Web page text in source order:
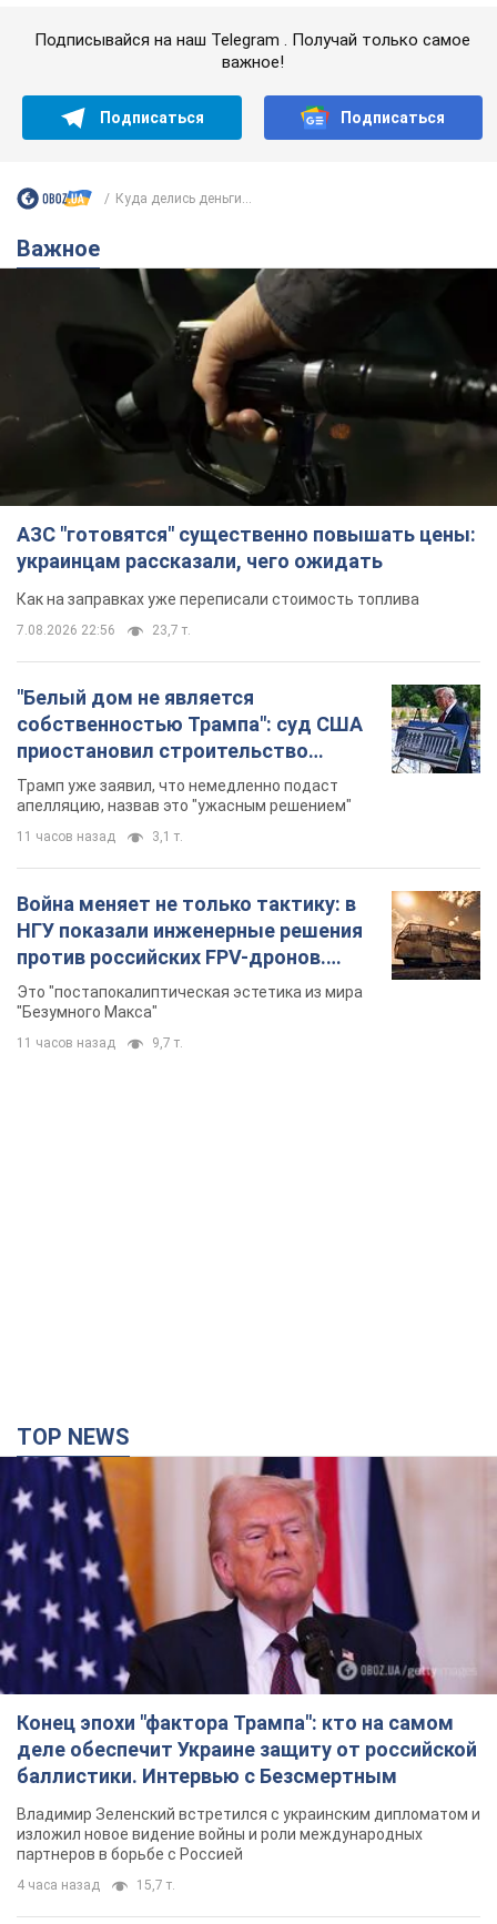
украинцам рассказали, чего ожидать
Как на заправках уже переписали стоимость топлива
23,7 т.
"Белый дом не является
собственностью Трампа": суд США
приостановил строительство
бального зала стоимостью 400 млн
долларов
Трамп уже заявил, что немедленно подаст
апелляцию, назвав это "ужасным решением"
11 часов назад 3,1 т.
Война меняет не только тактику: в
НГУ показали инженерные решения
"Безумного Макса"
11 часов назад 9,7 т.
деле обеспечит Украине защиту от российской
баллистики. Интервью с Безсмертным
Владимир Зеленский встретился с украинским дипломатом и
изложил новое видение войны и роли международных
партнеров в борьбе с Россией
4 часа назад
В Киеве в результате российской атаки погиб
человек, пострадали четверо. Фото
час назад 25,7 т.
В Сызрани атакован НПЗ, вспыхнул пожар:
поднялся столб черного дыма. Видео
Самарскую область всю ночь атаковали БПЛА
4 часа назад 3,0 т.